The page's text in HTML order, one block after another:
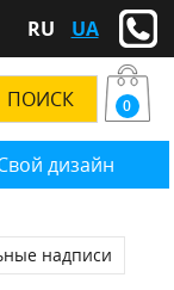
RU UA
дизайн
0
надписи